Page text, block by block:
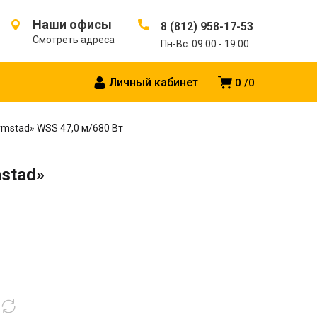
Наши офисы
Смотреть адреса
8 (812) 958-17-53
Пн-Вс. 09:00 - 19:00
0 0
Личный кабинет
WSS 47,0 м/680 Вт